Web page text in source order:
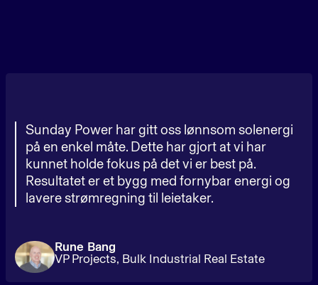
Sunday Power har gitt oss lønnsom solenergi
på en enkel måte. Dette har gjort at vi har
kunnet holde fokus på det vi er best på.
Resultatet er et bygg med fornybar energi og
lavere strømregning til leietaker.
Rune Bang
VP Projects, Bulk Industrial Real Estate